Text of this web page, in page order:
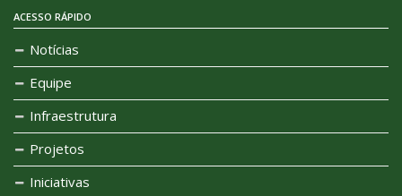
ACESSO RÁPIDO
Notícias
Equipe
Infraestrutura
Projetos
Iniciativas